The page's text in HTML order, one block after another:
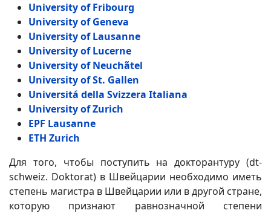
University of Fribourg
University of Geneva
University of Lausanne
University of Lucerne
University of Neuchãtel
University of St. Gallen
Universitá della Svizzera Italiana
University of Zurich
EPF Lausanne
ETH Zurich
Для того, чтобы поступить на докторантуру (dt-
schweiz. Doktorat) в Швейцарии необходимо иметь
степень магистра в Швейцарии или в другой стране,
которую признают равнозначной степени